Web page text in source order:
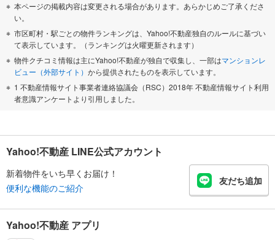
本ページの掲載内容は変更される場合があります。あらかじめご了承くださ
い。
市区町村・駅ごとの物件ランキングは、Yahoo!不動産独自のルールに基づい
て表示しています。（ランキングは火曜更新されます）
物件クチコミ情報は主にYahoo!不動産が独自で収集し、一部はマンションレ
ビュー（外部サイト） から提供されたものを表示しています。
1 不動産情報サイト事業者連絡協議会（RSC）2018年 不動産情報サイト利用
者意識アンケートより引用しました。
Yahoo!不動産 LINE公式アカウント
新着物件をいち早くお届け！
便利な機能のご紹介
友だち追加
Yahoo!不動産 アプリ